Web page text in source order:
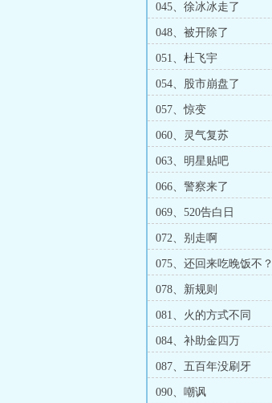
045、徐冰冰走了
048、被开除了
051、杜飞宇
054、股市崩盘了
057、惊变
060、灵气复苏
063、明星贴吧
066、警察来了
069、520告白日
072、别走啊
075、还回来吃晚饭不？
078、新规则
081、火的方式不同
084、补助金四万
087、五百年没刷牙
090、嘲讽